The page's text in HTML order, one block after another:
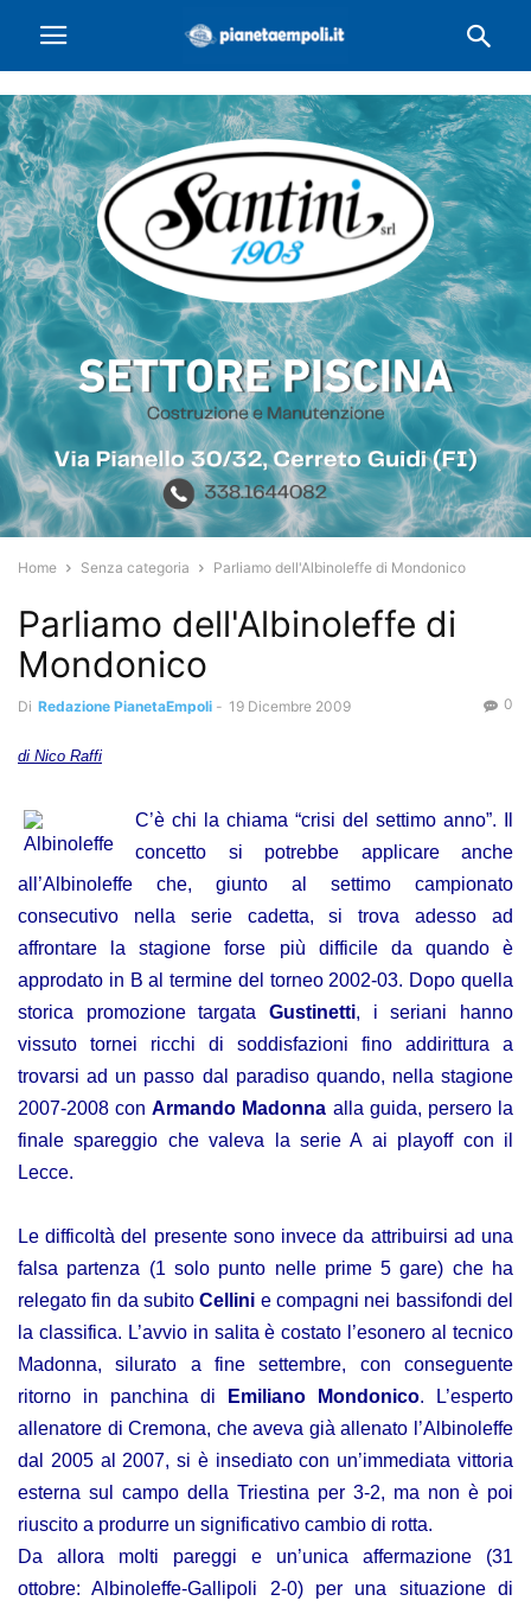
Home Senza categoria Parliamo dell'Albinoleffe di Mondonico
Parliamo dell'Albinoleffe di
Mondonico
Di Redazione PianetaEmpoli - 19 Dicembre 2009 0
di Nico Raffi
C’è chi la chiama “crisi del settimo anno”. Il
concetto si potrebbe applicare anche
all’Albinoleffe che, giunto al settimo campionato
consecutivo nella serie cadetta, si trova adesso ad
affrontare la stagione forse più difficile da quando è
approdato in B al termine del torneo 2002-03. Dopo quella
storica promozione targata Gustinetti, i seriani hanno
vissuto tornei ricchi di soddisfazioni fino addirittura a
trovarsi ad un passo dal paradiso quando, nella stagione
2007-2008 conArmando Madonna alla guida, persero la
finale spareggio che valeva la serie A ai playoff con il
Lecce.
Le difficoltà del presente sono invece da attribuirsi ad una
falsa partenza (1 solo punto nelle prime 5 gare) che ha
relegato fin da subitoCellini e compagni nei bassifondi del
la classifica. L’avvio in salita è costato l’esonero al tecnico
Madonna, silurato a fine settembre, con conseguente
ritorno in panchina di
Emiliano Mondonico. L’esperto
allenatore di Cremona, che aveva già allenato l’Albinoleffe
dal 2005 al 2007, si è insediato con un’immediata vittoria
esterna sul campo della Triestina per 3-2, ma non è poi
riuscito a produrre un significativo cambio di rotta.
Da allora molti pareggi e un’unica affermazione (31
ottobre: Albinoleffe-Gallipoli 2-0) per una situazione di